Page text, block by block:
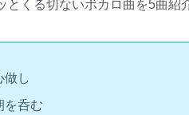
とくる切ないボカロ曲を5曲紹
做し
を呑む